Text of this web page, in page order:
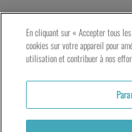
En cliquant sur « Accepter tous
cookies sur votre appareil pour
utilisation et contribuer à nos